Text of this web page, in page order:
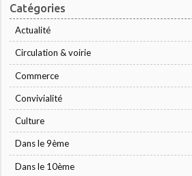
Catégories
Actualité
Circulation & voirie
Commerce
Convivialité
Culture
Dans le 9ème
Dans le 10ème